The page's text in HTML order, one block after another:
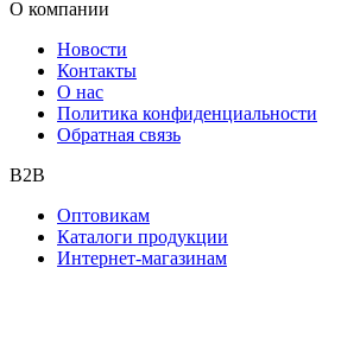
О компании
Новости
Контакты
О нас
Политика конфиденциальности
Обратная связь
B2B
Оптовикам
Каталоги продукции
Интернет-магазинам